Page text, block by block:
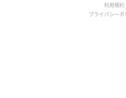
利用規約
プライバシーポ